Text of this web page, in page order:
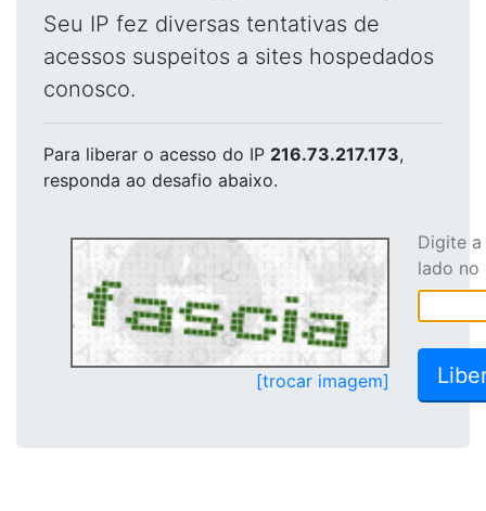
Seu IP fez diversas tentativas de
acessos suspeitos a sites hospedados
conosco.
Para liberar o acesso do IP 216.73.217.173,
responda ao desafio abaixo.
[trocar imagem]
Digite
lado no